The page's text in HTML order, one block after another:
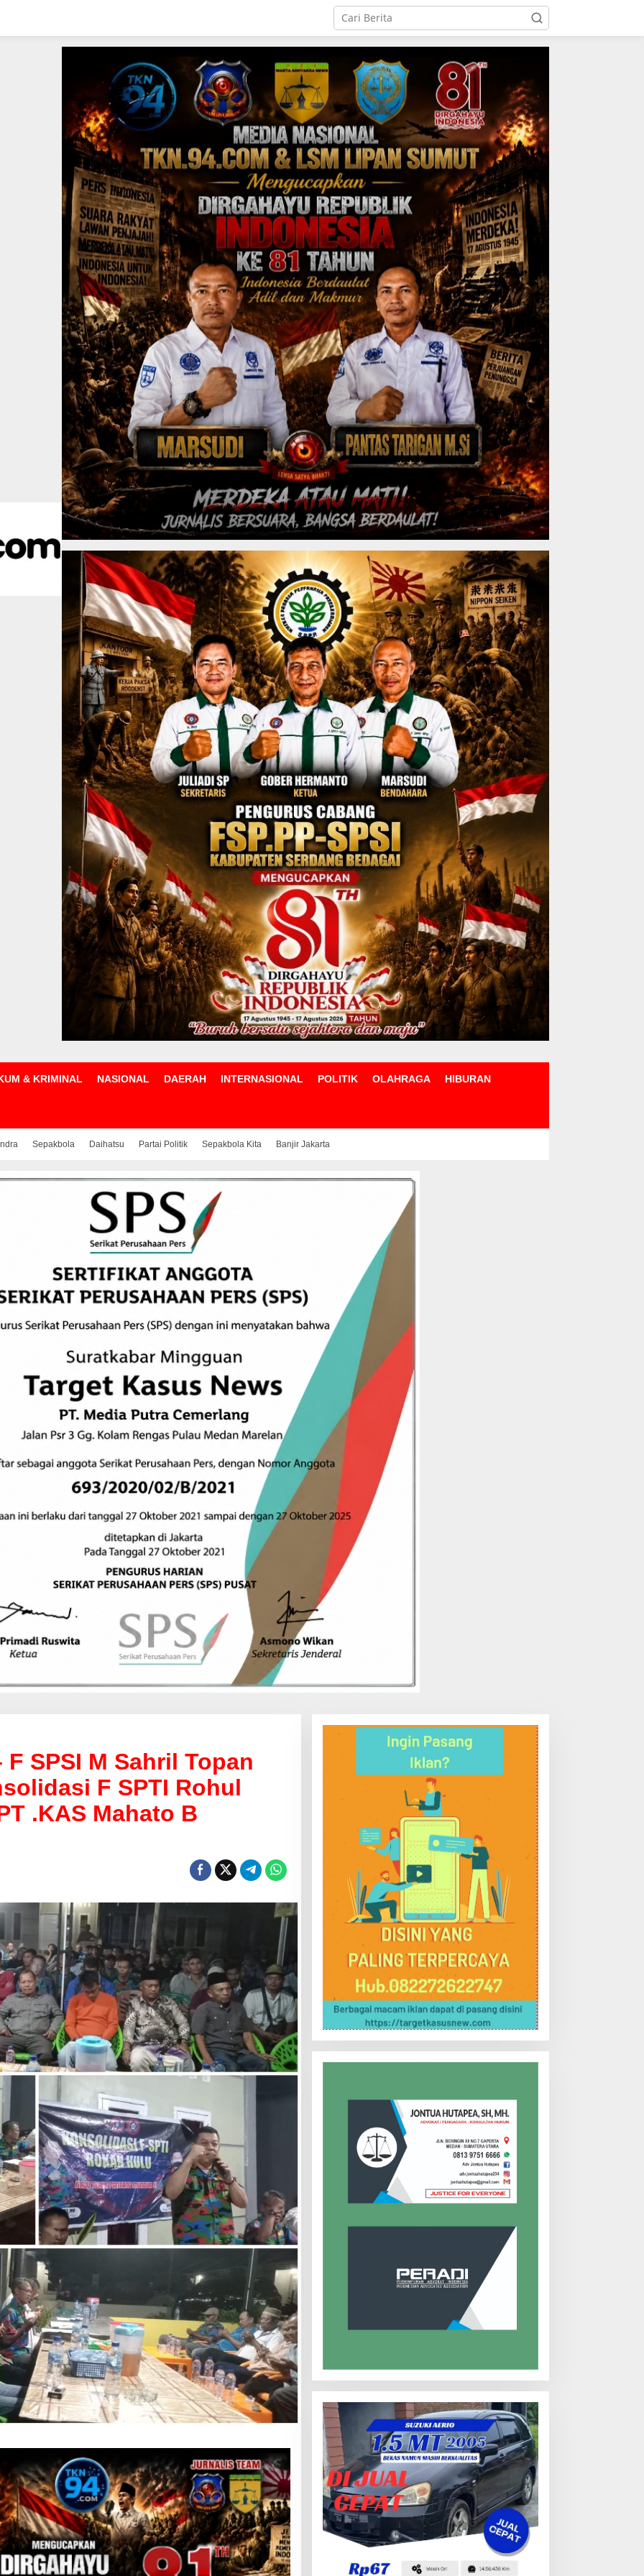
& KRIMINAL NASIONAL DAERAH INTERNASIONAL POLITIK OLAHRAGA HIBURAN
Sepakbola Daihatsu Partai Politik Sepakbola Kita Banjir Jakarta
F SPSI M Sahril Topan
F SPTI Rohul
.KAS Mahato B